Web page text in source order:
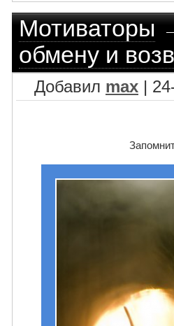
Мотиваторы
обмену и
Добавил max |